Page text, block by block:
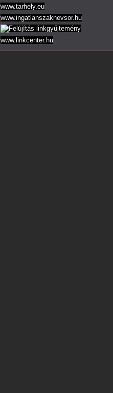
www.tarhely.eu
www.ingatlanszaknevsor.hu
www.linkcenter.hu